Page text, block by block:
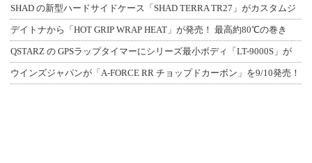
SHAD の新型ハードサイドケース「SHAD TERRA TR27」がカスタムジ
デイトナから「HOT GRIP WRAP HEAT」が発売！ 最高約80℃の巻き
QSTARZ の GPSラップタイマーにシリーズ最小ボディ「LT-9000S」が
ウインズジャパンが「A-FORCE RR チョップドカーボン」を9/10発売！